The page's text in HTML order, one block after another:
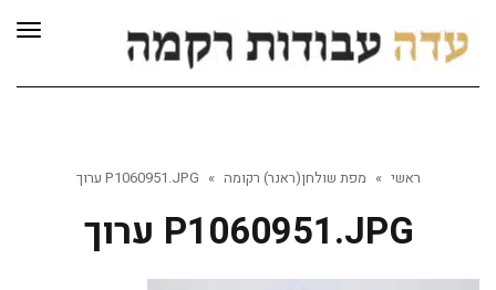
ראשי » מפת שולחן(ראנר) רקומה » P1060951.JPG ערוך
P1060951.JPG ערוך